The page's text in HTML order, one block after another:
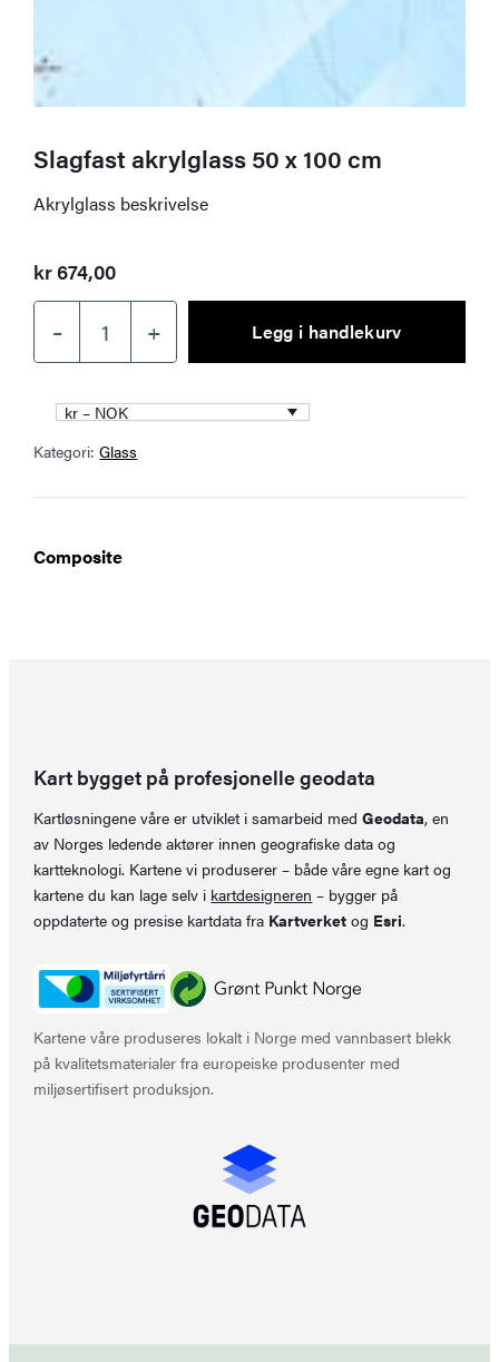
Slagfast akrylglass 50 x 100 cm
Akrylglass beskrivelse
kr674,00
–
Slagfast
akrylglass
100
+ Legg i handlekurv
kr – NOK
Kategori:Glass
Composite
Kart bygget på profesjonelle geodata
Kartløsningene våre er utviklet i samarbeid medGeodata, en
av Norges ledende aktører innen geografiske data og
kartteknologi. Kartene vi produserer – både våre egne kart og
kartene du kan lage selv i kartdesigneren – bygger på
oppdaterte og presise kartdata fra Kartverket og Esri.
Kartene våre produseres lokalt i Norge med vannbasert blekk
på kvalitetsmaterialer fra europeiske produsenter med
miljøsertifisert produksjon.